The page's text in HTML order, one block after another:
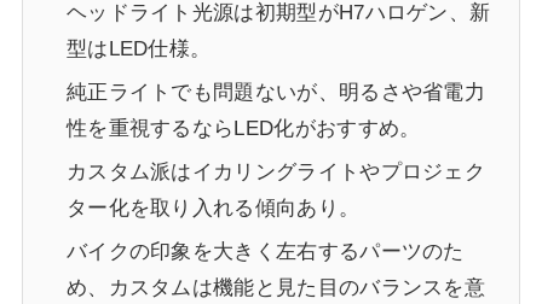
ヘッドライト光源は初期型がH7ハロゲン、新
型はLED仕様。
純正ライトでも問題ないが、明るさや省電力
性を重視するならLED化がおすすめ。
カスタム派はイカリングライトやプロジェク
ター化を取り入れる傾向あり。
バイクの印象を大きく左右するパーツのた
め、カスタムは機能と見た目のバランスを意